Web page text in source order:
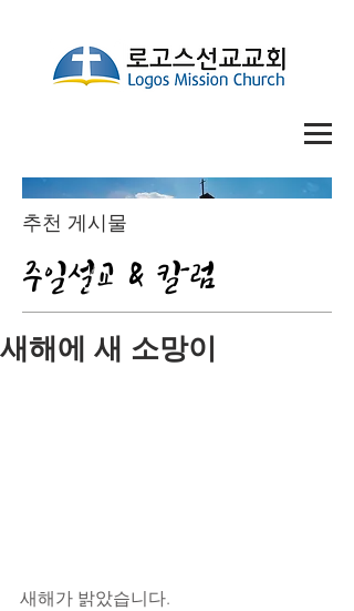
추천 게시물
주일설교 & 칼럼
새해에 새 소망이
새해가 밝았습니다.